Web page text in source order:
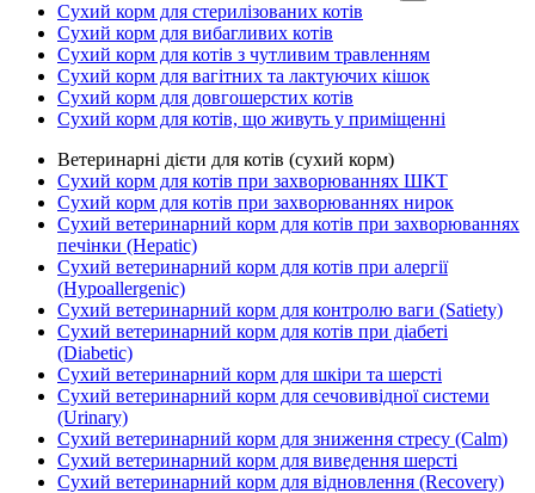
Сухий корм для стерилізованих котів
Сухий корм для вибагливих котів
Сухий корм для котів з чутливим травленням
Сухий корм для вагітних та лактуючих кішок
Сухий корм для довгошерстих котів
Сухий корм для котів, що живуть у приміщенні
Ветеринарні дієти для котів (сухий корм)
Сухий корм для котів при захворюваннях ШКТ
Сухий корм для котів при захворюваннях нирок
Сухий ветеринарний корм для котів при захворюваннях
печінки (Hepatic)
Сухий ветеринарний корм для котів при алергії
(Hypoallergenic)
Сухий ветеринарний корм для контролю ваги (Satiety)
Сухий ветеринарний корм для котів при діабеті
(Diabetic)
Сухий ветеринарний корм для шкіри та шерсті
Сухий ветеринарний корм для сечовивідної системи
(Urinary)
Сухий ветеринарний корм для зниження стресу (Calm)
Сухий ветеринарний корм для виведення шерсті
Сухий ветеринарний корм для відновлення (Recovery)